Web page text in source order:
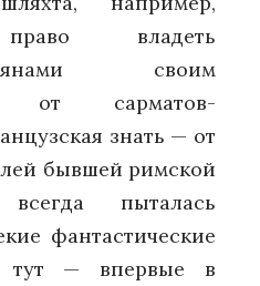
владеть
своим
от сарматов-
знать — от
бывшей римской
пыталась
фантастические
тут — впервые в